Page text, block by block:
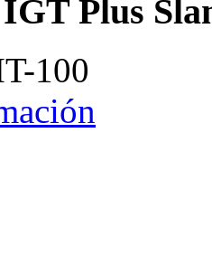
Plus
100